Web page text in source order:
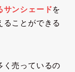
サンシェードを
ることができる
く売っているの